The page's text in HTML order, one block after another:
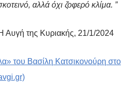
αλλά όχι ζοφερό κλίμα. ”
Αυγή της Κυριακής, 21/1/2024
του Βασίλη Κατσικονούρη στο